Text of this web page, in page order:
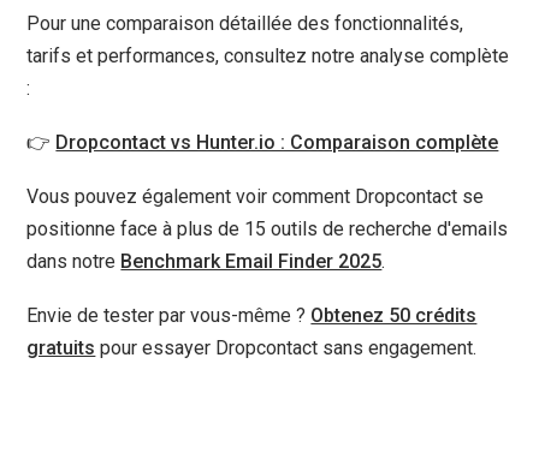
Pour une comparaison détaillée des fonctionnalités,
tarifs et performances, consultez notre analyse complète
:
👉 Dropcontact vs Hunter.io : Comparaison complète
Vous pouvez également voir comment Dropcontact se
positionne face à plus de 15 outils de recherche d'emails
dans notre Benchmark Email Finder 2025.
Envie de tester par vous-même ? Obtenez 50 crédits
gratuits pour essayer Dropcontact sans engagement.